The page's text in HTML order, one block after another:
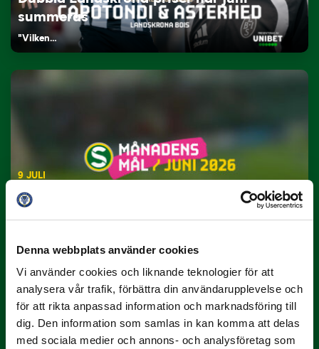
Denna webbplats använder cookies
Vi använder cookies och liknande teknologier för att
analysera vår trafik, förbättra din användarupplevelse och
för att rikta anpassad information och marknadsföring till
dig. Den information som samlas in kan komma att delas
med sociala medier och annons- och analysföretag som
summeras
"Vilken…
9 JULI
Han gjorde Månadens Mål i juni: ”En
projektil”